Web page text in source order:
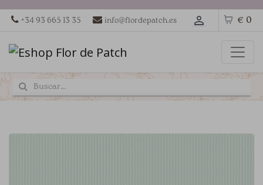
+34 93 665 13 35 info@flordepatch.es € 0